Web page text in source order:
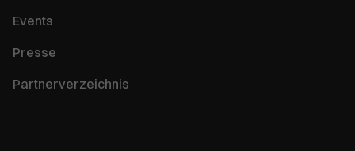
Events
Presse
Partnerverzeichnis